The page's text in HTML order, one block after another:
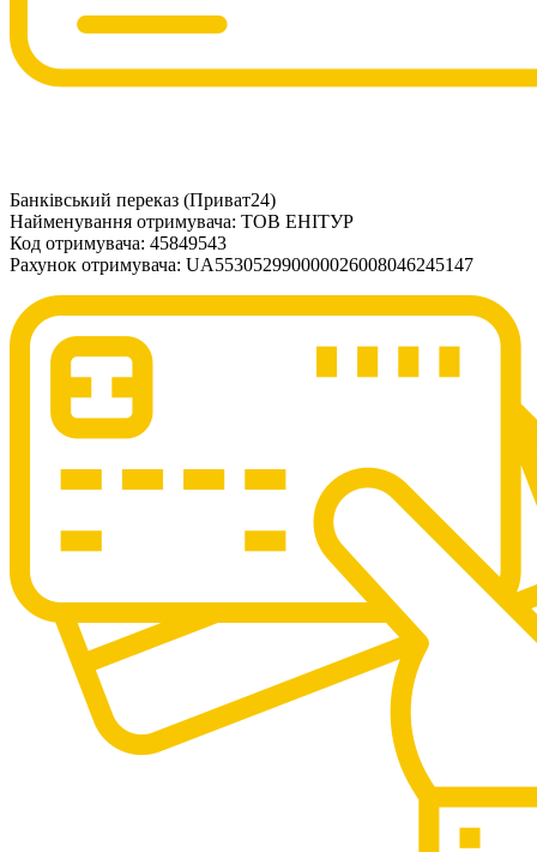
Банківський переказ (Приват24)
Найменування отримувача: ТОВ ЕНІТУР
Код отримувача: 45849543
Рахунок отримувача: UA553052990000026008046245147